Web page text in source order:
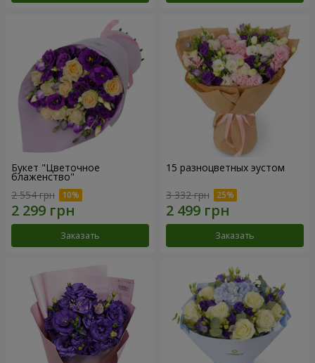
Букет "Цветочное
блаженство"
2 554 грн
Заказать
15 разноцветных эустом
3 332 грн
Заказать